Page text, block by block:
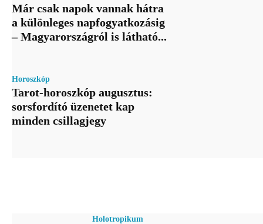
Már csak napok vannak hátra
a különleges napfogyatkozásig
– Magyarországról is látható...
Horoszkóp
Tarot-horoszkóp augusztus:
sorsfordító üzenetet kap
minden csillagjegy
Holotropikum